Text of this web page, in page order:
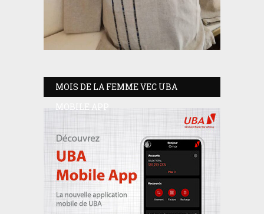
MOIS DE LA FEMME VEC UBA
MOBILE APP